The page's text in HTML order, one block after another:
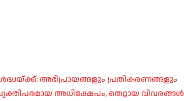
അഭിപ്രായങ്ങളും പ്രതികരണങ്ങളും
അധിക്ഷേപം, തെറ്റായ വിവരങ്ങൾ